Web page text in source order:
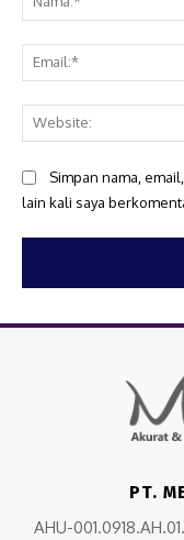
Simpan nama,
lain kali saya
PT.
AHU-